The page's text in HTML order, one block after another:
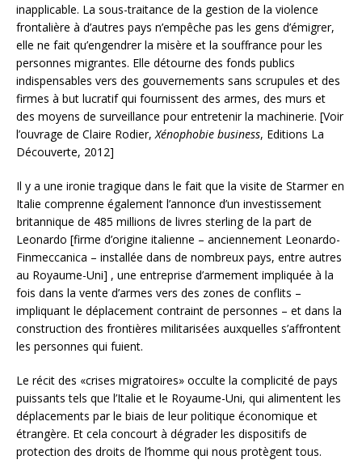
inapplicable. La sous-traitance de la gestion de la violence
frontalière à d’autres pays n’empêche pas les gens d’émigrer,
elle ne fait qu’engendrer la misère et la souffrance pour les
personnes migrantes. Elle détourne des fonds publics
indispensables vers des gouvernements sans scrupules et des
firmes à but lucratif qui fournissent des armes, des murs et
des moyens de surveillance pour entretenir la machinerie. [Voir
l’ouvrage de Claire Rodier,Xénophobie business, Editions La
Découverte, 2012]
Il y a une ironie tragique dans le fait que la visite de Starmer en
Italie comprenne également l’annonce d’un investissement
britannique de 485 millions de livres sterling de la part de
Leonardo [firme d’origine italienne – anciennement Leonardo-
Finmeccanica – installée dans de nombreux pays, entre autres
au Royaume-Uni] , une entreprise d’armement impliquée à la
fois dans la vente d’armes vers des zones de conflits –
impliquant le déplacement contraint de personnes – et dans la
construction des frontières militarisées auxquelles s’affrontent
les personnes qui fuient.
Le récit des «crises migratoires» occulte la complicité de pays
puissants tels que l’Italie et le Royaume-Uni, qui alimentent les
déplacements par le biais de leur politique économique et
étrangère. Et cela concourt à dégrader les dispositifs de
protection des droits de l’homme qui nous protègent tous.